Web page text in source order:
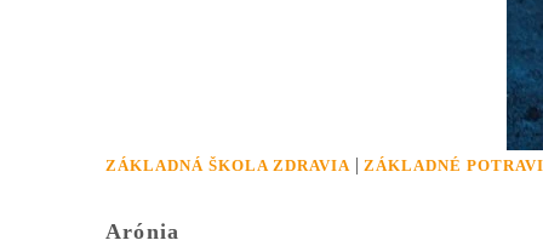
ZÁKLADNÁ ŠKOLA ZDRAVIA | ZÁKLADNÉ
Arónia